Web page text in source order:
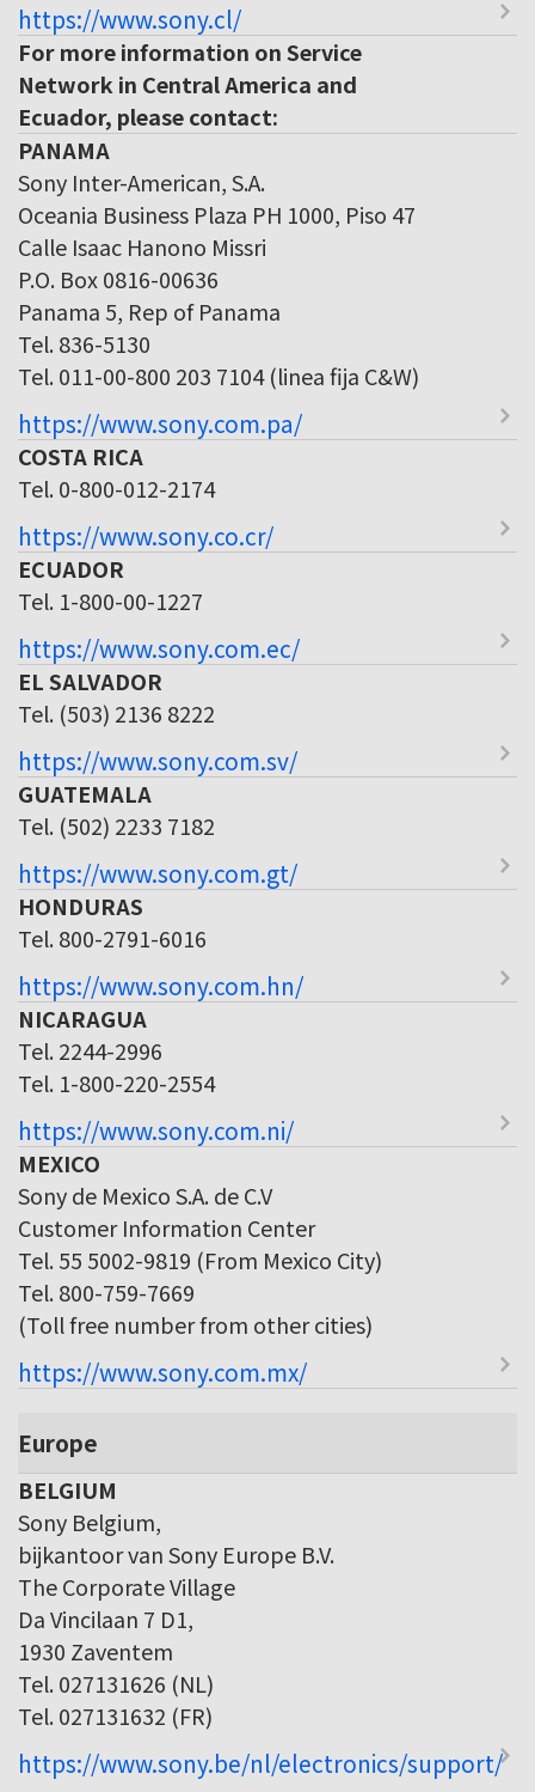
https://www.sony.cl/
For more information on Service
Network in Central America and
Ecuador, please contact:
PANAMA
Sony Inter-American, S.A.
Oceania Business Plaza PH 1000, Piso 47
Calle Isaac Hanono Missri
P.O. Box 0816-00636
Panama 5, Rep of Panama
Tel. 836-5130
Tel. 011-00-800 203 7104 (linea fija C&W)
https://www.sony.com.pa/
COSTA RICA
Tel. 0-800-012-2174
https://www.sony.co.cr/
ECUADOR
Tel. 1-800-00-1227
https://www.sony.com.ec/
EL SALVADOR
Tel. (503) 2136 8222
https://www.sony.com.sv/
GUATEMALA
Tel. (502) 2233 7182
https://www.sony.com.gt/
HONDURAS
Tel. 800-2791-6016
https://www.sony.com.hn/
NICARAGUA
Tel. 2244-2996
Tel. 1-800-220-2554
https://www.sony.com.ni/
MEXICO
Sony de Mexico S.A. de C.V
Customer Information Center
Tel. 55 5002-9819 (From Mexico City)
Tel. 800-759-7669
(Toll free number from other cities)
https://www.sony.com.mx/
Europe
BELGIUM
Sony Belgium,
bijkantoor van Sony Europe B.V.
The Corporate Village
Da Vincilaan 7 D1,
1930 Zaventem
Tel. 027131626 (NL)
Tel. 027131632 (FR)
https://www.sony.be/nl/electronics/support/